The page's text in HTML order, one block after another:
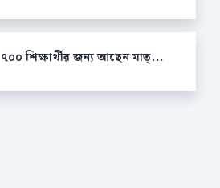
৭০০ শিক্ষার্থীর জন্য আছেন মাত্...